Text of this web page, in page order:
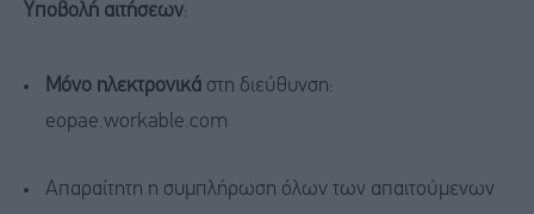
Υποβολή αιτήσεων:
Μόνο ηλεκτρονικά στη διεύθυνση:
eopae.workable.com
Απαραίτητη η συμπλήρωση όλων των απαιτούμενων